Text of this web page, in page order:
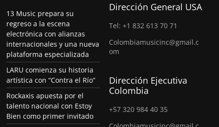
13 Music prepara su
regreso a la escena
electrónica con alianzas
internacionales y una nueva
plataforma especializada
LARU comienza su historia
artística con “Contra el Río”
Rockaxis apuesta por el
talento nacional con Estoy
Bien como primer invitado
Dirección General USA
Tel: +1 832 613 70 71
Colombiamusicinc@gmail.c
om
Dirección Ejecutiva
Colombia
+57 320 984 40 35